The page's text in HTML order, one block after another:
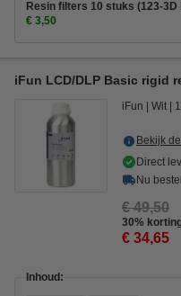
Resin filters 10 stuks (123-
€ 3,50
iFun LCD/DLP Basic rigid
iFun Wit
Bekijk
Direct
Nu
€ 49,50
30%
€ 34,65
Inhoud: